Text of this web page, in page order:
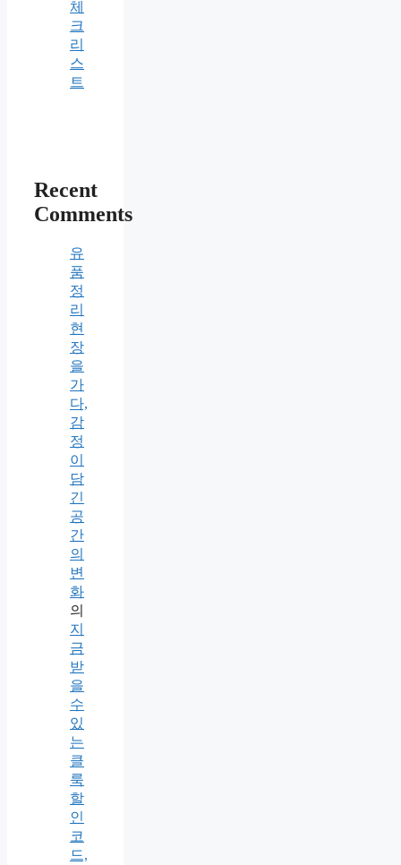
체
크
리
스
트
Recent
Comments
유
품
정
리
현
장
을
가
다,
감
정
이
담
긴
공
간
의
변
화
의
지
금
받
을
수
있
는
클
룩
할
인
코
드,